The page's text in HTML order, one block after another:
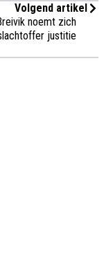
Volgend artikel
noemt zich
justitie